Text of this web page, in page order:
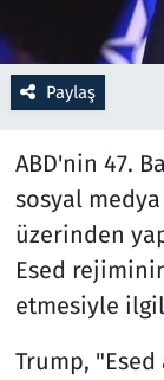
Paylaş
ABD'nin 47.
sosyal
üzerinden
Esed
etmesiyle
Trump,
Savunma
Seçim 2023
Teknoloji
Televizyon